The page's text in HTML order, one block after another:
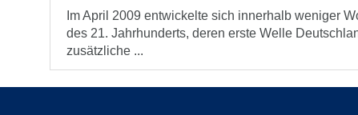
Im April 2009 entwickelte sich innerhalb weniger
des 21. Jahrhunderts, deren erste Welle
zusätzliche ...